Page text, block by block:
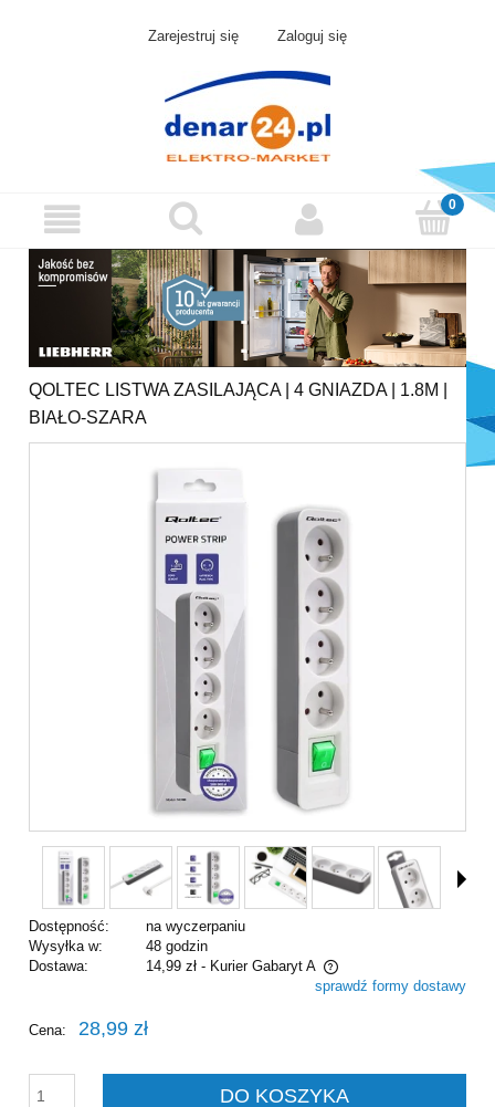
Zarejestruj się Zaloguj się
QOLTEC LISTWA ZASILAJĄCA | 4 GNIAZDA | 1.8M |
BIAŁO-SZARA
Dostępność:
na wyczerpaniu
Wysyłka w:
48 godzin
Dostawa:
14,99 zł - Kurier Gabaryt A
Cena nie zawiera ewentualnych kosztów płatnościsprawdź formy dostawy
Cena: 28,99 zł
DO KOSZYKA